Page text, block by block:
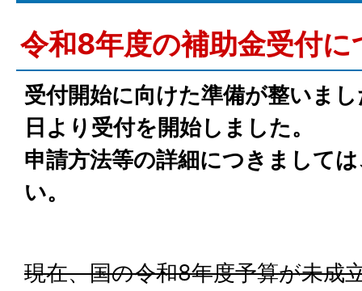
令和8年度の補助金受付に
受付開始に向けた準備が整いま
日より受付を開始しました。
申請方法等の詳細につきまして
い。
現在、国の令和8年度予算が未成